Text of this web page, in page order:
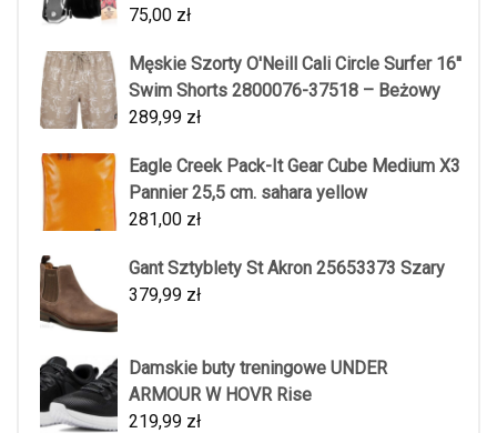
75,00 zł
Męskie Szorty O'Neill Cali Circle Surfer 16''
Swim Shorts 2800076-37518 – Beżowy
289,99 zł
Eagle Creek Pack-It Gear Cube Medium X3
Pannier 25,5 cm. sahara yellow
281,00 zł
Gant Sztyblety St Akron 25653373 Szary
379,99 zł
Damskie buty treningowe UNDER
ARMOUR W HOVR Rise
219,99 zł